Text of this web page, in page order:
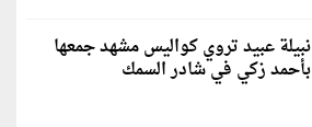
نبيلة عبيد تروي كواليس مشهد جمعها
بأحمد زكي في شادر السمك